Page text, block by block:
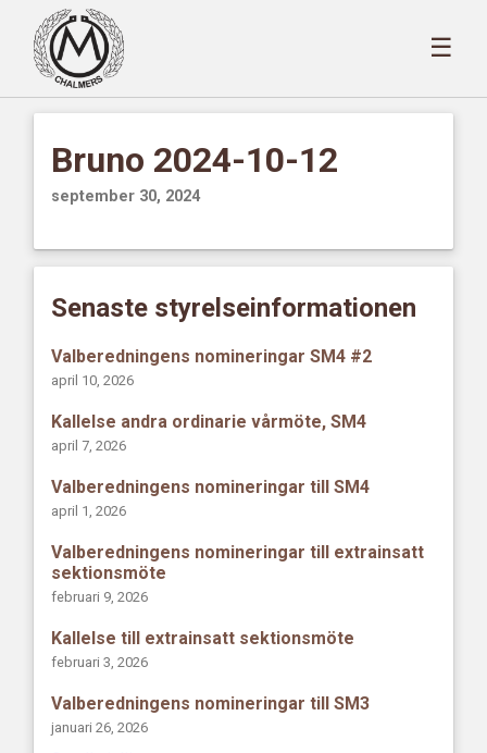
☰
Bruno 2024-10-12
september 30, 2024
Senaste styrelseinformationen
Valberedningens nomineringar SM4 #2
april 10, 2026
Kallelse andra ordinarie vårmöte, SM4
april 7, 2026
Valberedningens nomineringar till SM4
april 1, 2026
Valberedningens nomineringar till extrainsatt
sektionsmöte
februari 9, 2026
Kallelse till extrainsatt sektionsmöte
februari 3, 2026
Valberedningens nomineringar till SM3
januari 26, 2026